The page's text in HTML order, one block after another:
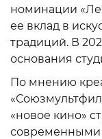
номинации
ее вклад в
традиций. В
основания
По мнению
«новое кино»
современными